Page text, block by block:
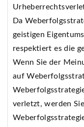
Da
geistigen
respektiert es die
Wenn Sie der
auf
verletzt, werden